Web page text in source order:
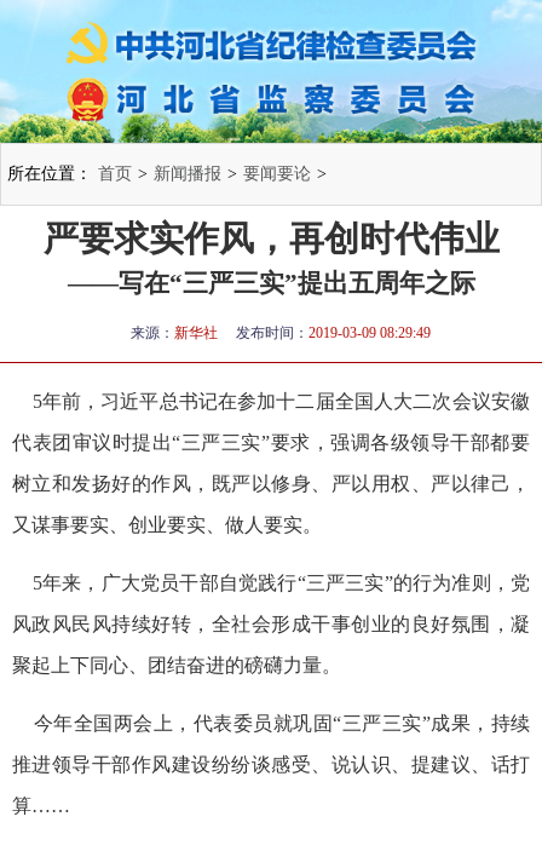
所在位置： 首页 > 新闻播报 > 要闻要论 >
严要求实作风，再创时代伟业
——写在“三严三实”提出五周年之际
来源： 新华社 发布时间： 2019-03-09 08:29:49
5年前，习近平总书记在参加十二届全国人大二次会议安徽
代表团审议时提出“三严三实”要求，强调各级领导干部都要
树立和发扬好的作风，既严以修身、严以用权、严以律己，
又谋事要实、创业要实、做人要实。
5年来，广大党员干部自觉践行“三严三实”的行为准则，党
风政风民风持续好转，全社会形成干事创业的良好氛围，凝
聚起上下同心、团结奋进的磅礴力量。
今年全国两会上，代表委员就巩固“三严三实”成果，持续
推进领导干部作风建设纷纷谈感受、说认识、提建议、话打
算……